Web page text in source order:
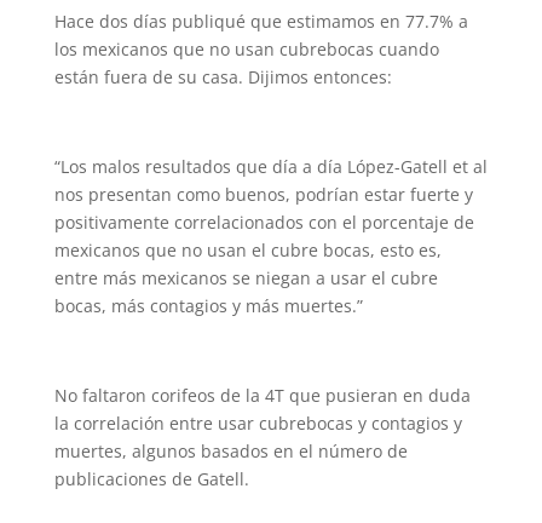
Hace dos días publiqué que estimamos en 77.7% a
los mexicanos que no usan cubrebocas cuando
están fuera de su casa. Dijimos entonces:
“Los malos resultados que día a día López-Gatell et al
nos presentan como buenos, podrían estar fuerte y
positivamente correlacionados con el porcentaje de
mexicanos que no usan el cubre bocas, esto es,
entre más mexicanos se niegan a usar el cubre
bocas, más contagios y más muertes.”
No faltaron corifeos de la 4T que pusieran en duda
la correlación entre usar cubrebocas y contagios y
muertes, algunos basados en el número de
publicaciones de Gatell.